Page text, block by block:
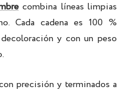
combina líneas limpias
Cada cadena es 100 %
y con un peso
precisión y terminados a